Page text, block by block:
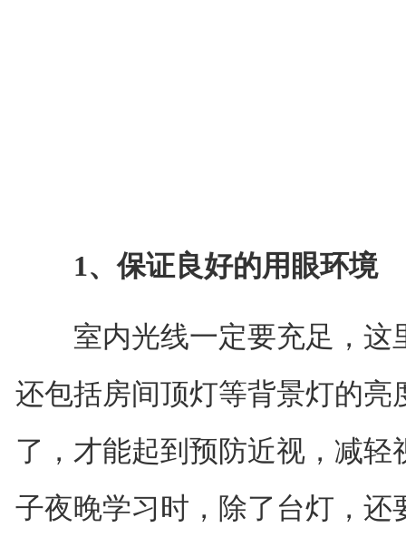
1、保证良好的用眼环境
室内光线一定要充足，这
还包括房间顶灯等背景灯的亮
了，才能起到预防近视，减
子夜晚学习时，除了台灯，